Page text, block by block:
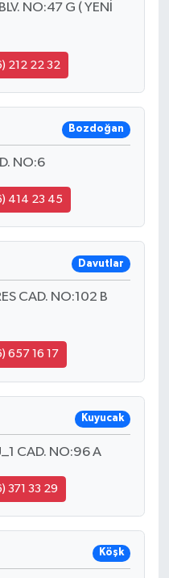
NO:47 G ( YENİ
212 22 32
Bozdoğan
NO:6
414 23 45
Davutlar
CAD. NO:102 B
657 16 17
Kuyucak
CAD. NO:96 A
371 33 29
Köşk